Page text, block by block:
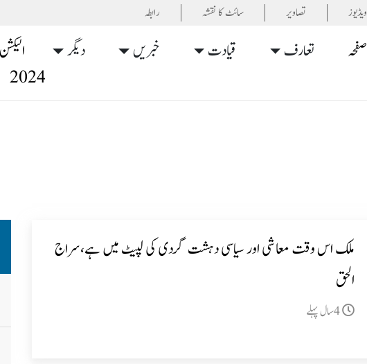
ویڈیوز تصاویر سائٹ کا نقشہ رابطہ
صفحہ
تعارف قیادت خبریں دیگر
الیکشن
2024
ملک اس وقت معاشی اور سیاسی دہشت گردی کی لپیٹ میں ہے،سراج
الحق